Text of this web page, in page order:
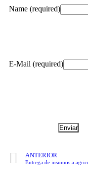
Name (required)
E-Mail (required)
ANTERIOR
Entrega de insumos a